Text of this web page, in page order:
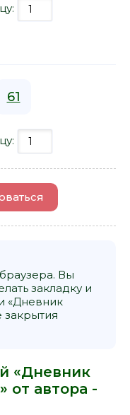
61
Вы
закладку и
«Дневник
закрытия
«Дневник
от автора -